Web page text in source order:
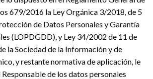
679/2016 la Ley Orgánica 3/2018, de 5
de Datos Personales y Garantía
(LOPDGDD), y Ley 34/2002 de 11 de
la Sociedad de la Información y de
y restante normativa de aplicación, le
de los datos personales